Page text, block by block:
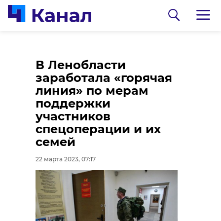
В Ленобласти
заработала «горячая
линия» по мерам
поддержки
участников
спецоперации и их
семей
22 марта 2023, 07:17
В Буграх
канализационные
сточные воды
сбрасывались в
канаву
22 марта 2023, 06:56
Подписывайтесь на нас в
0:00 / 0:00
Петербургу и Ленинградской области
Угонщика из